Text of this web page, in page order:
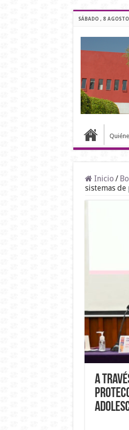
SÁBADO , 8
Inicio /
sistemas de
A